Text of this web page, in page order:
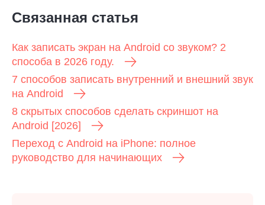
Связанная статья
Как записать экран на Android со звуком? 2
способа в 2026 году.
7 способов записать внутренний и внешний звук
на Android
8 скрытых способов сделать скриншот на
Android [2026]
Переход с Android на iPhone: полное
руководство для начинающих